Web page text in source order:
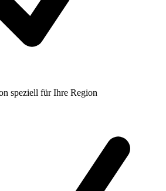
speziell für Ihre Region